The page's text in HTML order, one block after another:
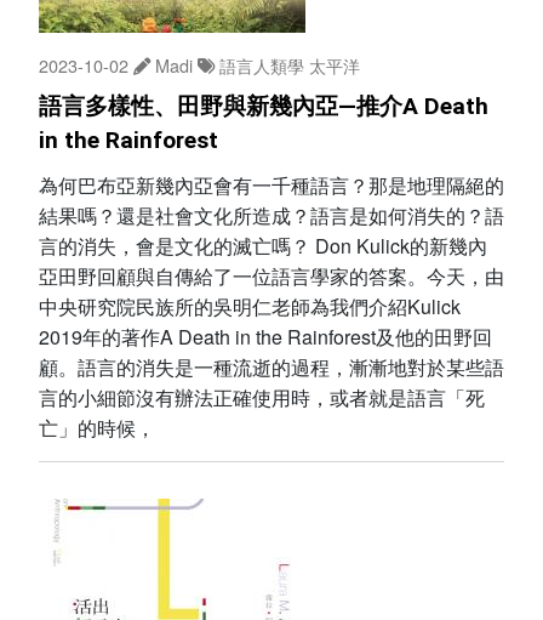
2023-10-02 Madi 語言人類學 太平洋
語言多樣性、田野與新幾內亞—推介A Death
in the Rainforest
為何巴布亞新幾內亞會有一千種語言？那是地理隔絕的
結果嗎？還是社會文化所造成？語言是如何消失的？語
言的消失，會是文化的滅亡嗎？ Don Kulick的新幾內
亞田野回顧與自傳給了一位語言學家的答案。今天，由
中央研究院民族所的吳明仁老師為我們介紹Kulick
2019年的著作A Death in the Rainforest及他的田野回
顧。語言的消失是一種流逝的過程，漸漸地對於某些語
言的小細節沒有辦法正確使用時，或者就是語言「死
亡」的時候，